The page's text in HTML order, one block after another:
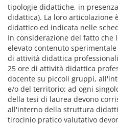
tipologie didattiche, in
didattica). La loro articolazione
didattico ed indicata nelle
In considerazione del fatto che
elevato contenuto
di attività didattica
25 ore di attività didattica
docente su piccoli gruppi,
e/o del territorio; ad ogni
della tesi di laurea devono
all'interno della struttura
tirocinio pratico valutativo